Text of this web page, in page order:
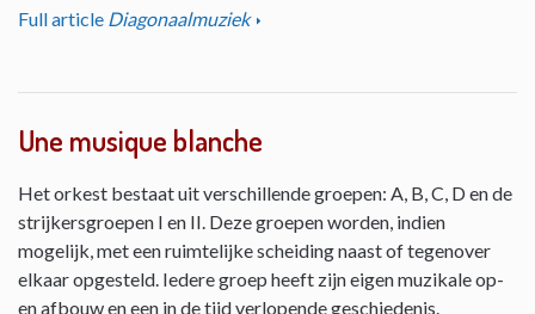
Full article Diagonaalmuziek
Une musique blanche
Het orkest bestaat uit verschillende groepen: A, B, C, D en de
strijkersgroepen I en II. Deze groepen worden, indien
mogelijk, met een ruimtelijke scheiding naast of tegenover
elkaar opgesteld. Iedere groep heeft zijn eigen muzikale op-
en afbouw en een in de tijd verlopende geschiedenis.